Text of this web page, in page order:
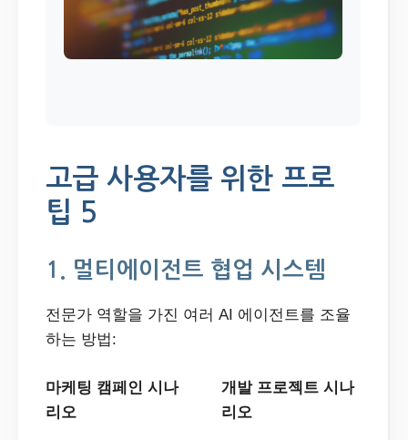
고급 사용자를 위한 프로
팁 5
1. 멀티에이전트 협업 시스템
전문가 역할을 가진 여러 AI 에이전트를 조율
하는 방법:
마케팅 캠페인 시나
리오
개발 프로젝트 시나
리오